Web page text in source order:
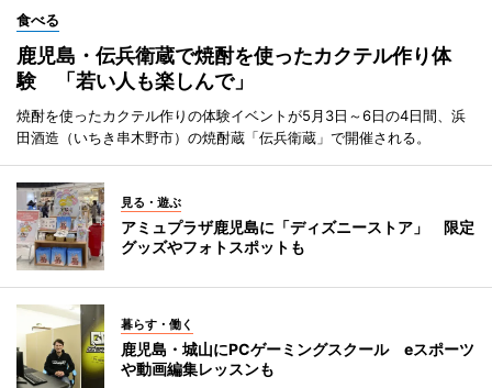
食べる
鹿児島・伝兵衛蔵で焼酎を使ったカクテル作り体
験 「若い人も楽しんで」
焼酎を使ったカクテル作りの体験イベントが5月3日～6日の4日間、浜
田酒造（いちき串木野市）の焼酎蔵「伝兵衛蔵」で開催される。
見る・遊ぶ
アミュプラザ鹿児島に「ディズニーストア」 限定
グッズやフォトスポットも
暮らす・働く
鹿児島・城山にPCゲーミングスクール eスポーツ
や動画編集レッスンも